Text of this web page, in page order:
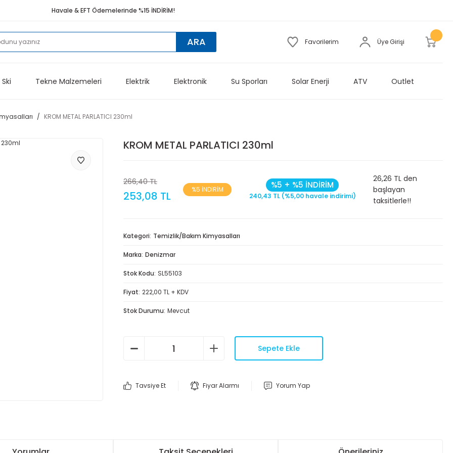
Havale & EFT Ödemelerinde %15 İNDİRİM!
ARA Favorilerim Üye Girişi
Tekne Malzemeleri Elektrik Elektronik Su Sporları Solar Enerji ATV Outlet
KROM METAL PARLATICI 230ml
KROM METAL PARLATICI 230ml
266,40 TL
253,08 TL %5 İNDİRİM %5 + %5 İNDİRİM
240,43 TL (%5,00 havale indirimi)
26,26 TL den
başlayan
taksitlerle!!
Kategori Temizlik/Bakım Kimyasalları
Marka Denizmar
Stok Kodu SL55103
Fiyat 222,00 TL + KDV
Stok Durumu Mevcut
Sepete Ekle
Tavsiye Et Fiyar Alarmı Yorum Yap